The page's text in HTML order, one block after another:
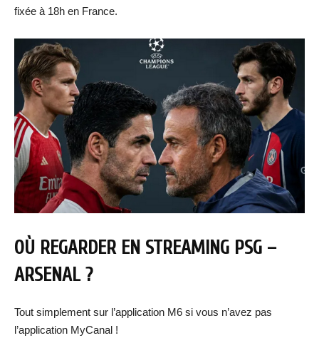
fixée à 18h en France.
OÙ REGARDER EN STREAMING PSG –
ARSENAL ?
Tout simplement sur l’application M6 si vous n’avez pas
l’application MyCanal !